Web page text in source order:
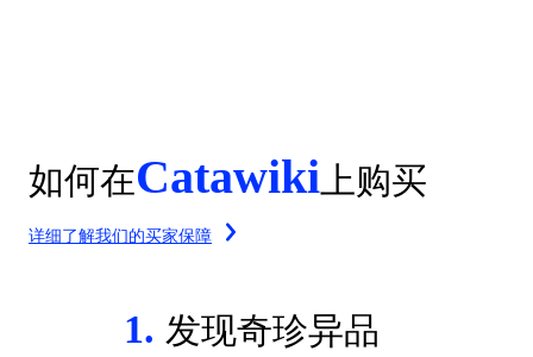
如何在Catawiki 上购买
详细了解我们的买家保障
1. 发现奇珍异品